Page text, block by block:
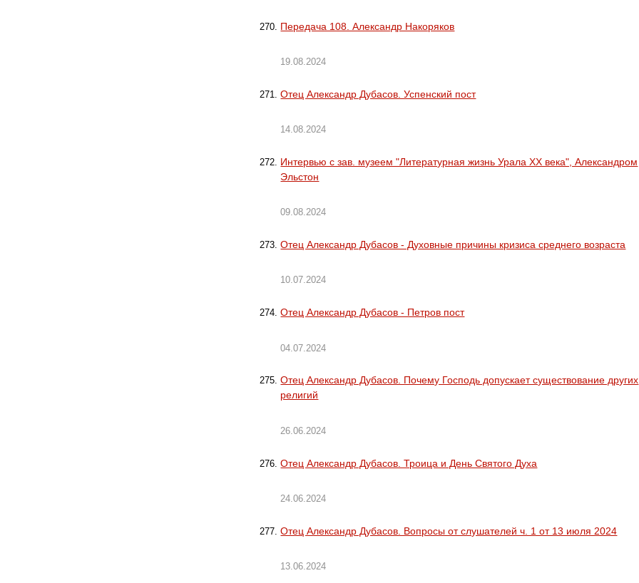
Передача 108. Александр Накоряков
19.08.2024
Отец Александр Дубасов. Успенский пост
14.08.2024
Интервью с зав. музеем "Литературная жизнь Урала XX века", Александром
Эльстон
09.08.2024
Отец Александр Дубасов - Духовные причины кризиса среднего возраста
10.07.2024
Отец Александр Дубасов - Петров пост
04.07.2024
Отец Александр Дубасов. Почему Господь допускает существование других
религий
26.06.2024
Отец Александр Дубасов. Троица и День Святого Духа
24.06.2024
Отец Александр Дубасов. Вопросы от слушателей ч. 1 от 13 июля 2024
13.06.2024